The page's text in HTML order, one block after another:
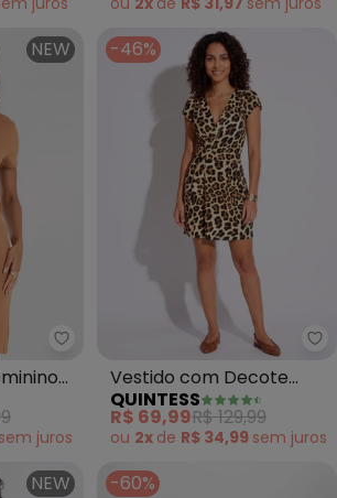
NEW
Rovitex - Vestido Curto
sem juros
-46%
Vestido com Decote
Transpassado (Onça)
QUINTESS
R$ 69,99R$ 129,99
ou 2x de R$ 34,99 sem juros
NEW -60%